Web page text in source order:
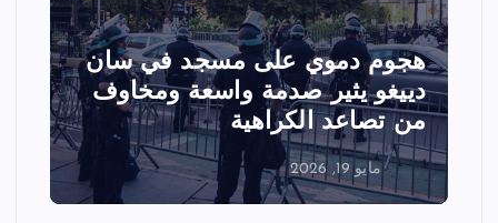
هجوم دموي على مسجد في سان
دييغو يثير صدمة واسعة ومخاوف
من تصاعد الكراهية
مايو 19, 2026